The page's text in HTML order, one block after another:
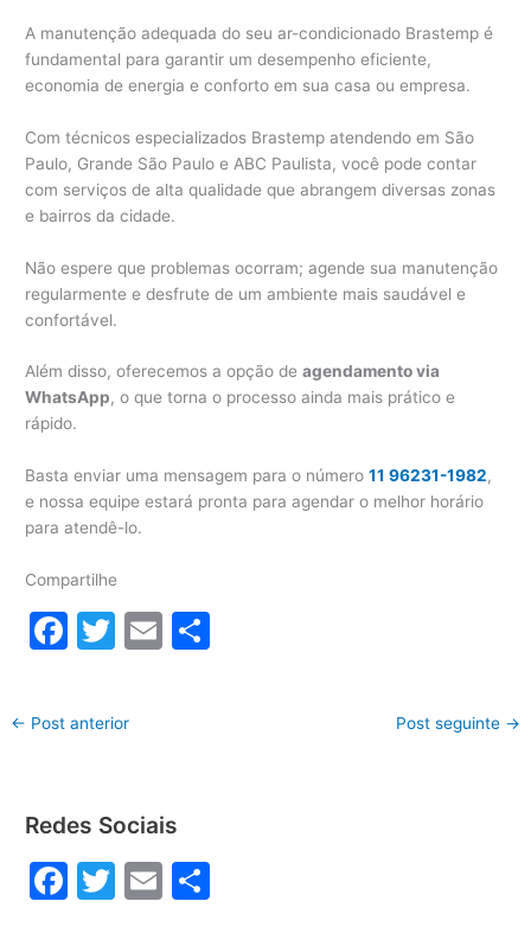
A manutenção adequada do seu ar-condicionado Brastemp é
fundamental para garantir um desempenho eficiente,
economia de energia e conforto em sua casa ou empresa.
Com técnicos especializados Brastemp atendendo em São
Paulo, Grande São Paulo e ABC Paulista, você pode contar
com serviços de alta qualidade que abrangem diversas zonas
e bairros da cidade.
Não espere que problemas ocorram; agende sua manutenção
regularmente e desfrute de um ambiente mais saudável e
confortável.
Além disso, oferecemos a opção deagendamento via
WhatsApp, o que torna o processo ainda mais prático e
rápido.
Basta enviar uma mensagem para o número11 96231-1982,
e nossa equipe estará pronta para agendar o melhor horário
para atendê-lo.
Compartilhe
F
e
o
o
k
T
er
E
← Post anterior Post seguinte →
Redes Sociais
F
T
E